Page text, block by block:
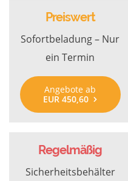
Preiswert
Sofortbeladung – Nur
ein Termin
Angebote ab
EUR 450,60
Regelmäßig
Sicherheitsbehälter